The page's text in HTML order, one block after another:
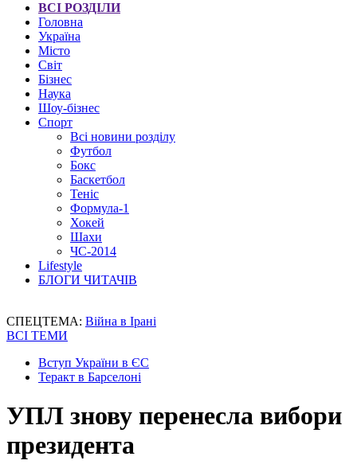
ВСІ РОЗДІЛИ
Головна
Україна
Місто
Світ
Бізнес
Наука
Шоу-бізнес
Спорт
Всі новини розділу
Футбол
Бокс
Баскетбол
Теніс
Формула-1
Хокей
Шахи
ЧС-2014
Lifestyle
БЛОГИ ЧИТАЧІВ
СПЕЦТЕМА: Війна в Ірані
ВСІ ТЕМИ
Вступ України в ЄС
Теракт в Барселоні
УПЛ знову перенесла вибори
президента